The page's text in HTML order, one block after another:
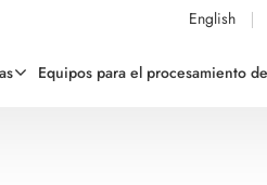
English
Equipos para el procesamiento